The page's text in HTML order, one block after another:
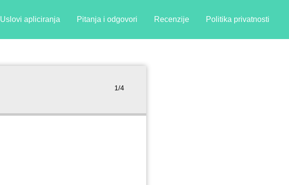
Uslovi apliciranja Pitanja i odgovori Recenzije Politika privatnosti
1/4